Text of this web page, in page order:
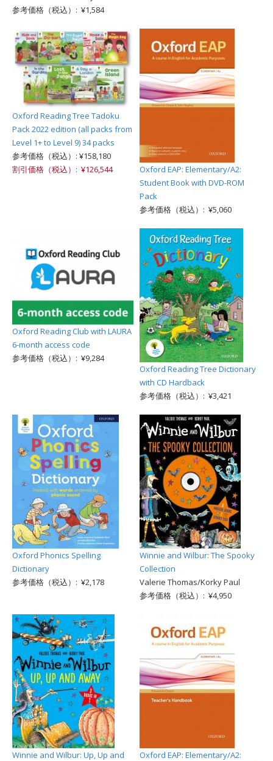
参考価格（税込）: ¥1,584
Oxford Reading Tree Tadoku
Pack 2022 edition (all packs from
Level 1+ to Level 9) 34 packs
参考価格（税込）: ¥158,180
割引価格（税込）: ¥126,544
Oxford EAP: Elementary/A2:
Student Book with DVD-ROM
Pack
参考価格（税込）: ¥5,060
Oxford Reading Club with LAURA
6-month access code
参考価格（税込）: ¥9,284
Oxford Reading Tree Dictionary
with CD Hardback
参考価格（税込）: ¥3,421
Oxford Phonics Spelling
Dictionary
参考価格（税込）: ¥2,178
Winnie and Wilbur: The Spooky
Collection
Valerie Thomas/Korky Paul
参考価格（税込）: ¥4,950
Winnie and Wilbur: Up, Up and
Oxford EAP: Elementary/A2: